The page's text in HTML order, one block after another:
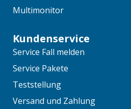
Multimonitor
Kundenservice
Service Fall melden
Service Pakete
Teststellung
Versand und Zahlung